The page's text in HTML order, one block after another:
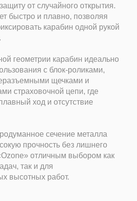
от случайного открытия.
быстро и плавно, позволяя
карабин одной рукой
геометрии карабин идеально
с блок-роликами,
щечками и
страховочной цепи, где
ход и отсутствие
сечение металла
прочность без лишнего
отличным выбором как
так и для
высотных работ.